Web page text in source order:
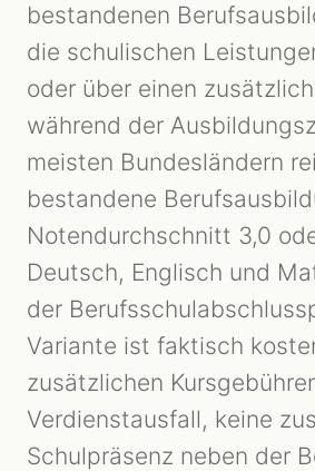
bestandenen
die schulischen
oder über einen
während der
meisten Bundesländern
bestandene
Notendurchschnitt 3,0
Deutsch, Englisch und
der
Variante ist faktisch
zusätzlichen
Verdienstausfall, keine
Schulpräsenz neben der